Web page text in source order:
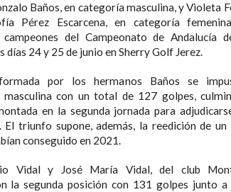
Baños, en categoría masculina, y Violeta
Pérez Escarcena, en categoría
campeones del Campeonato de Andalucía
días 24 y 25 de junio en Sherry Golf Jerez.
por los hermanos Baños se
masculina con un total de 127 golpes,
en la segunda jornada para
El triunfo supone, además, la reedición de
conseguido en 2021.
Vidal y José María Vidal, del club
la segunda posición con 131 golpes junto a